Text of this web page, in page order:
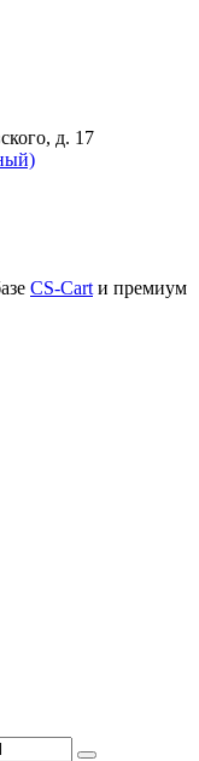
д. 17
CS-Cart и премиум